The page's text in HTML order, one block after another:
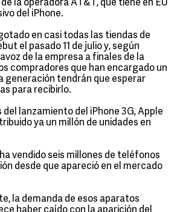
la operadora AT&T, que tiene en EU
del iPhone.
en casi todas las tiendas de
el pasado 11 de julio y, según
de la empresa a finales de la
compradores que han encargado un
generación tendrán que esperar
para recibirlo.
del lanzamiento del iPhone 3G, Apple
ya un millón de unidades en
vendido seis millones de teléfonos
desde que apareció en el mercado
la demanda de esos aparatos